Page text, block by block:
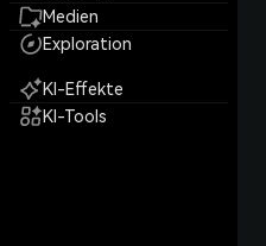
Medien
Exploration
KI-Effekte
KI-Tools